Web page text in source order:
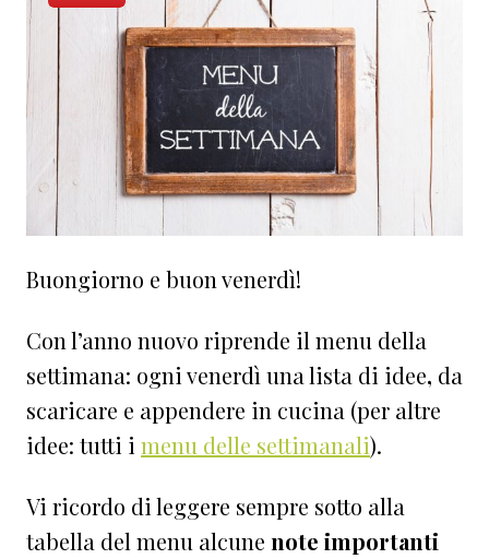
Buongiorno e buon venerdì!
Con l’anno nuovo riprende il menu della
settimana: ogni venerdì una lista di idee, da
scaricare e appendere in cucina (per altre
idee: tutti i menu delle settimanali).
Vi ricordo di leggere sempre sotto alla
tabella del menu alcune note importanti